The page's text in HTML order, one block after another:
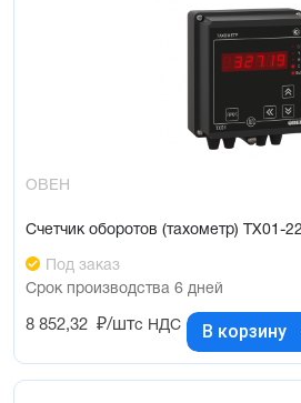
ОВЕН
Счетчик оборотов (тахометр) ТХ01-
Под заказ
Срок производства 6 дней
8 852,32 ₽/штс НДС В корзину